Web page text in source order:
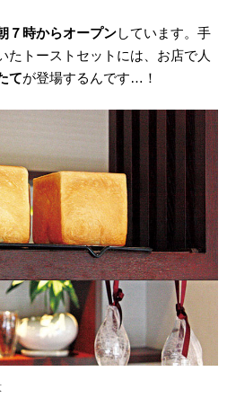
７時からオープンしています。手
たトーストセットには、お店で人
てが登場するんです…！